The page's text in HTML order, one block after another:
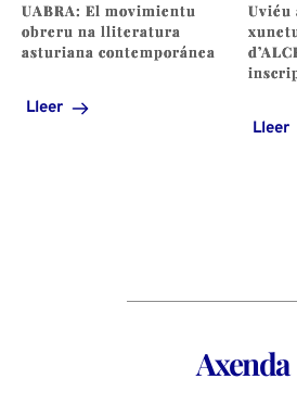
UABRA: El movimientu
obreru na lliteratura
asturiana contemporánea
Lleer
Uviéu
Lleer
Axenda